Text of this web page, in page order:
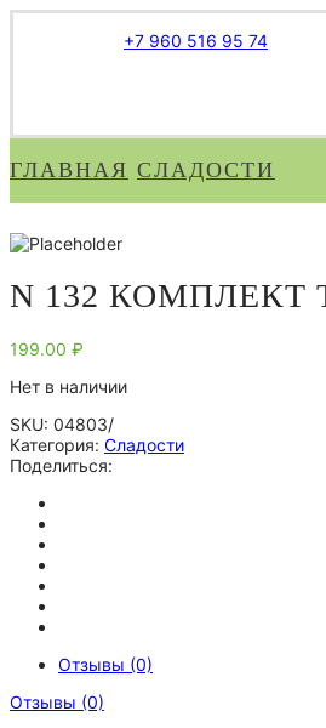
+7 960 516 95 74
ГЛАВНАЯ СЛАДОСТИ
N 132 КОМПЛЕКТ
199.00 ₽
Нет в наличии
SKU: 04803/
Категория: Сладости
Поделиться:
Отзывы (0)
Отзывы (0)